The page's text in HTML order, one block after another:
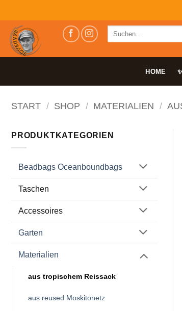
Inhalt
springen
Suchen
HOME
START / SHOP / MATERIALIEN /
PRODUKTKATEGORIEN
Beadbags Oceanboundbags
Taschen
Accessoires
Garten
Materialien
aus tropischem Reissack
aus reused Moskitonetz